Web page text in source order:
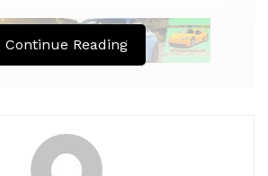
Continue Reading